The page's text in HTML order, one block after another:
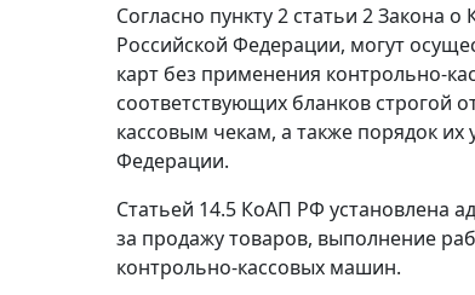
Согласно пункту 2 статьи 2Закона о
Российской Федерации, могут
карт без применения контрольно-
соответствующих бланков строгой
кассовым чекам, а также порядок
Федерации.
Статьей 14.5 КоАП РФ установлена
за продажу товаров, выполнение
контрольно-кассовых машин.